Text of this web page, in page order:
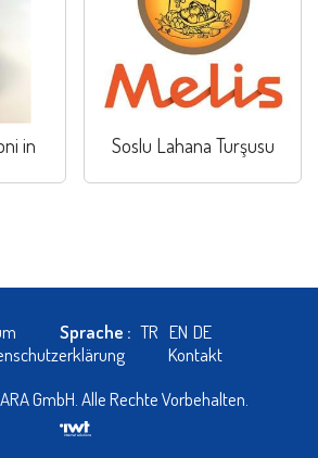
in
Soslu Lahana Turşusu
Sprache : TR EN DE
Kontakt
GmbH. Alle Rechte Vorbehalten.